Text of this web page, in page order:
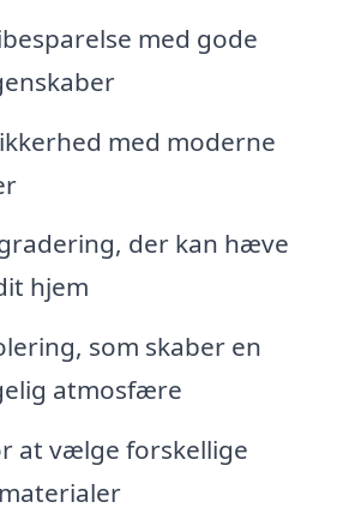
med gode
med moderne
der kan hæve
hjem
som skaber en
atmosfære
at vælge forskellige